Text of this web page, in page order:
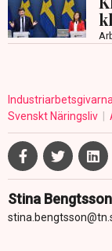
Industriarbetsgivarna
Svenskt Näringsliv
Stina Bengtsson